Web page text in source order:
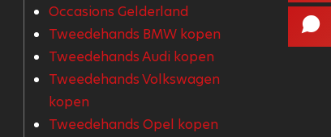
Occasions Gelderland
Tweedehands BMW kopen
Tweedehands Audi kopen
Tweedehands Volkswagen
kopen
Tweedehands Opel kopen